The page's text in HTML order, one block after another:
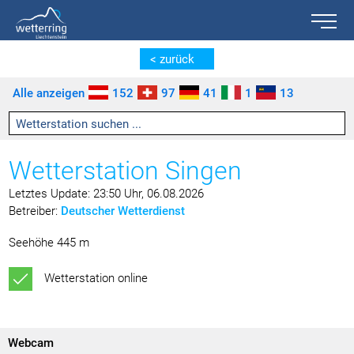
Zum Inhalt springen [AK + 0]
Zum linken senkrechten Seitenmenü springen [AK + 1]
Zum rechten senkrechten Seitenmenü springen [AK + 2]
Zu den Inhalten im Fußbereich springen [AK + 3]
Toggle
< zurück
Alle anzeigen 152 97 41 1 13
Wetterstation Singen
Letztes Update: 23:50 Uhr, 06.08.2026
Betreiber: Deutscher Wetterdienst
Seehöhe 445 m
Wetterstation online
Webcam